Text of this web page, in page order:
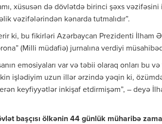
xüsusən də dövlətdə birinci şəxs vəzifəsini
vəzifələrindən kənarda tutmalıdır”.
ki, bu fikirləri Azərbaycan Prezidenti İlham
(Milli müdafiə) jurnalına verdiyi
emosiyaları var və təbii olaraq onları bu
işlədiyim uzun illər ərzində yəqin ki,
keyfiyyətlər inkişaf etdirmişəm”, – deyə
başçısı ölkənin 44 günlük müharibə